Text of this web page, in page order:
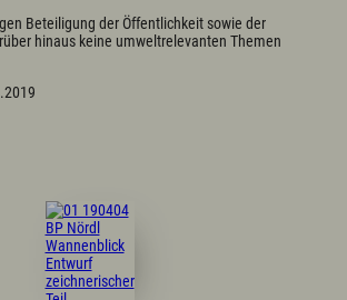
Beteiligung der Öffentlichkeit sowie der
hinaus keine umweltrelevanten Themen